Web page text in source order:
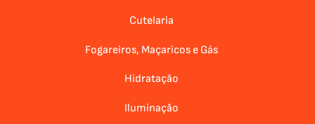
Cutelaria
Fogareiros, Maçaricos e Gás
Hidratação
Iluminação